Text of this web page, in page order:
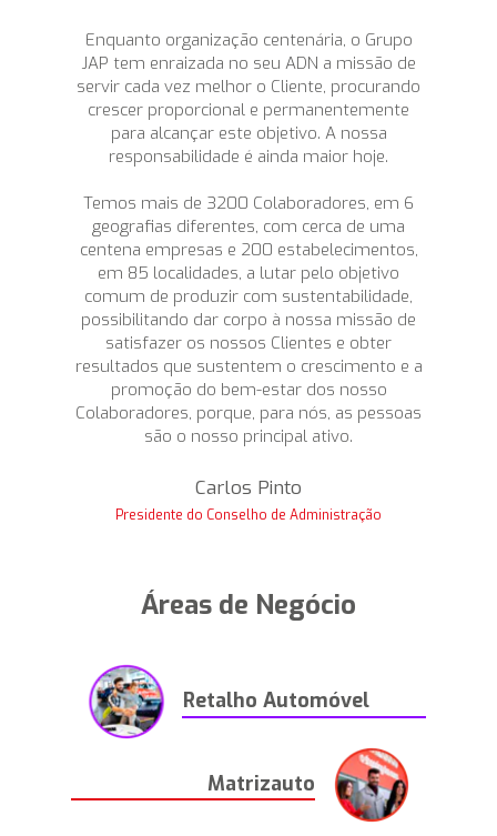
Carlos Pinto
Presidente do Conselho de Administração
Enquanto organização centenária, o Grupo
JAP tem enraizada no seu ADN a missão de
servir cada vez melhor o Cliente, procurando
crescer proporcional e permanentemente
para alcançar este objetivo. A nossa
responsabilidade é ainda maior hoje.
Temos mais de 3200 Colaboradores, em 6
geografias diferentes, com cerca de uma
centena empresas e 200 estabelecimentos,
em 85 localidades, a lutar pelo objetivo
comum de produzir com sustentabilidade,
possibilitando dar corpo à nossa missão de
satisfazer os nossos Clientes e obter
resultados que sustentem o crescimento e a
promoção do bem-estar dos nosso
Colaboradores, porque, para nós, as pessoas
são o nosso principal ativo.
Áreas de Negócio
Retalho Automóvel
Matrizauto